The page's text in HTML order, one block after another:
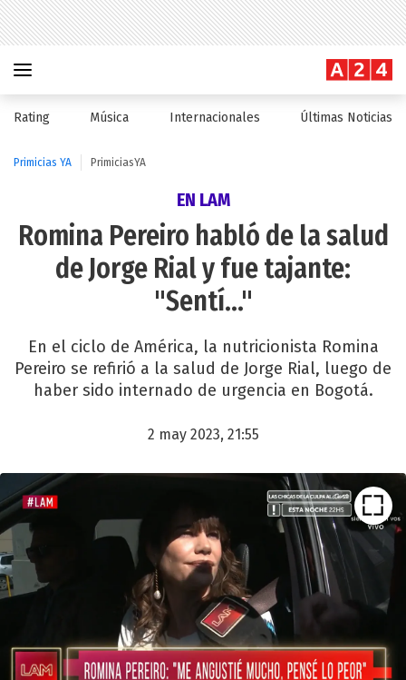
Rating Música Internacionales Últimas Noticias
Primicias YA PrimiciasYA
EN LAM
Romina Pereiro habló de la salud
de Jorge Rial y fue tajante:
"Sentí..."
En el ciclo de América, la nutricionista Romina
Pereiro se refirió a la salud de Jorge Rial, luego de
haber sido internado de urgencia en Bogotá.
2 may 2023, 21:55